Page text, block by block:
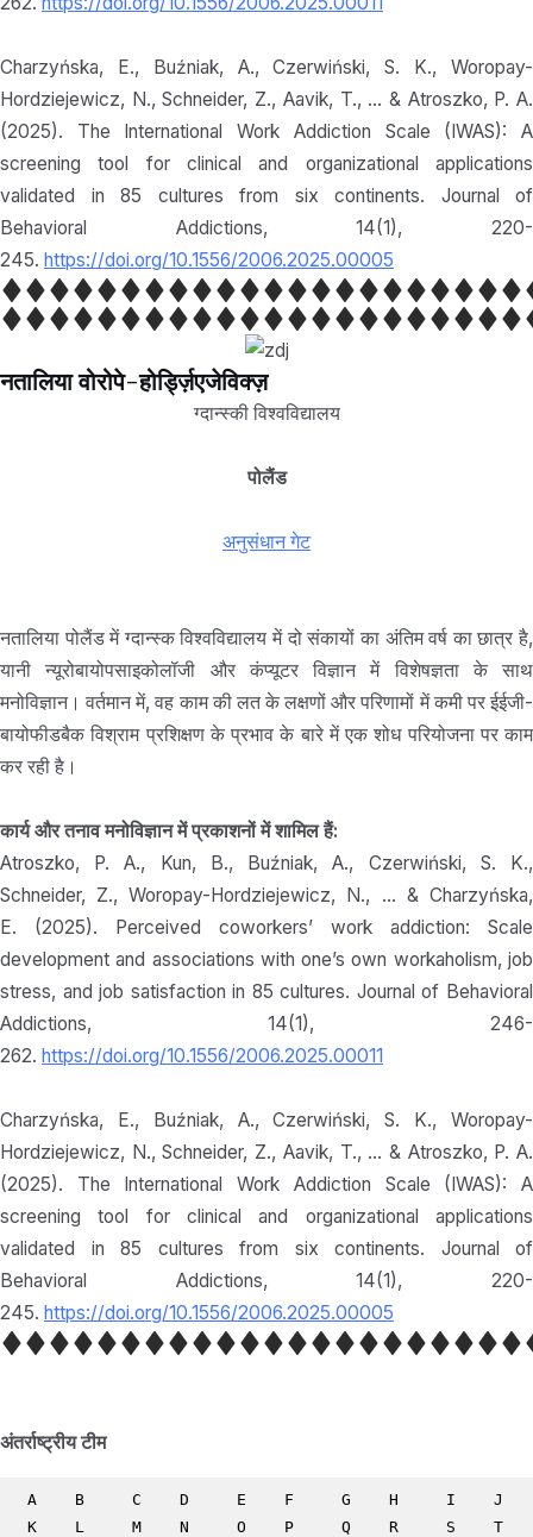
Charzyńska, E., Buźniak, A., Czerwiński, S. K., Woropay-
Hordziejewicz, N., Schneider, Z., Aavik, T., … & Atroszko, P. A.
(2025). The International Work Addiction Scale (IWAS): A
screening tool for clinical and organizational applications
validated in 85 cultures from six continents. Journal of
Behavioral Addictions, 14(1), 220-
245. https://doi.org/10.1556/2006.2025.00005
नतालिया वोरोपे-होर्ड्ज़िएजेविक्ज़
ग्दान्स्की विश्वविद्यालय
पोलैंड
अनुसंधान गेट
नतालिया पोलैंड में ग्दान्स्क विश्वविद्यालय में दो संकायों का अंतिम वर्ष का छात्र है,
यानी न्यूरोबायोपसाइकोलॉजी और कंप्यूटर विज्ञान में विशेषज्ञता के साथ
मनोविज्ञान। वर्तमान में, वह काम की लत के लक्षणों और परिणामों में कमी पर ईईजी-
बायोफीडबैक विश्राम प्रशिक्षण के प्रभाव के बारे में एक शोध परियोजना पर काम
कर रही है।
कार्य और तनाव मनोविज्ञान में प्रकाशनों में शामिल हैं:
Atroszko, P. A., Kun, B., Buźniak, A., Czerwiński, S. K.,
Schneider, Z., Woropay-Hordziejewicz, N., … & Charzyńska,
E. (2025). Perceived coworkers’ work addiction: Scale
development and associations with one’s own workaholism, job
stress, and job satisfaction in 85 cultures. Journal of Behavioral
Addictions, 14(1), 246-
262. https://doi.org/10.1556/2006.2025.00011
Charzyńska, E., Buźniak, A., Czerwiński, S. K., Woropay-
Hordziejewicz, N., Schneider, Z., Aavik, T., … & Atroszko, P. A.
(2025). The International Work Addiction Scale (IWAS): A
screening tool for clinical and organizational applications
validated in 85 cultures from six continents. Journal of
Behavioral Addictions, 14(1), 220-
245. https://doi.org/10.1556/2006.2025.00005
अंतर्राष्ट्रीय टीम
A B C D E F G H I
J
K
L M N O P Q R S T